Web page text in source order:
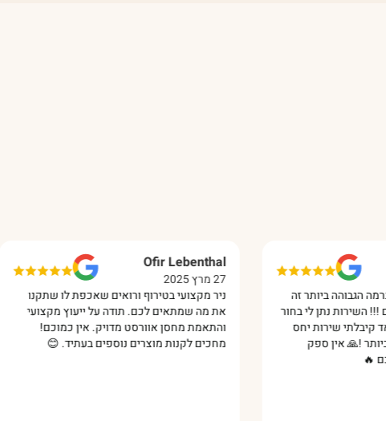
Ofir Lebenthal
27 מרץ 2025
ניר מקצועי בטירוף ורואים שאכפת לו שתקנו
את מה שמתאים לכם. תודה על ייעוץ מקצועי
והתאמת מחסן אוורסט מדויק. אין כמוכם!
מחכים לקנות מוצרים נוספים בעתיד. 😊‏
Revital Savar
13 ינואר 2025
הרבה סבלנות,
דחוף והם הביאו
מדהימה ומשלוח